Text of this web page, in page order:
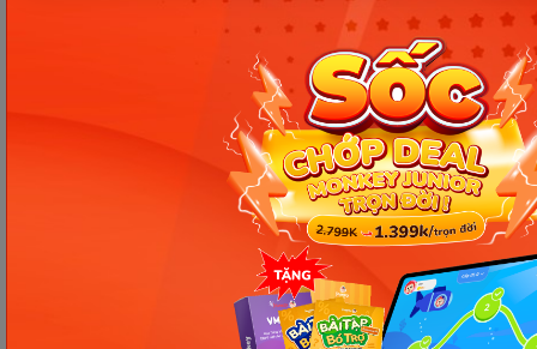
Vận động nhẹ giúp bé linh hoạt và tăng cân đều. (Ảnh: Sưu
tầm internet)
Với những chia sẻ chi tiết từMonkey, ba mẹ không
chỉ nắm được bé 1 tháng tuổi cân nặng bao nhiêu là